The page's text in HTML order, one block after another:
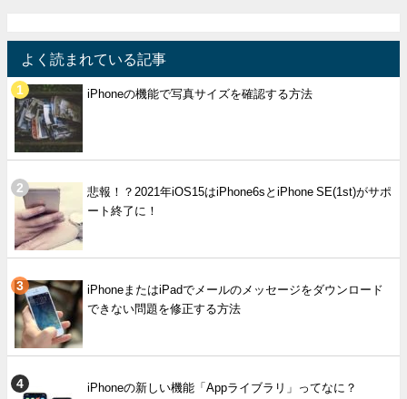
よく読まれている記事
iPhoneの機能で写真サイズを確認する方法
悲報！？2021年iOS15はiPhone6sとiPhone SE(1st)がサポ
ート終了に！
iPhoneまたはiPadでメールのメッセージをダウンロード
できない問題を修正する方法
iPhoneの新しい機能「Appライブラリ」ってなに？